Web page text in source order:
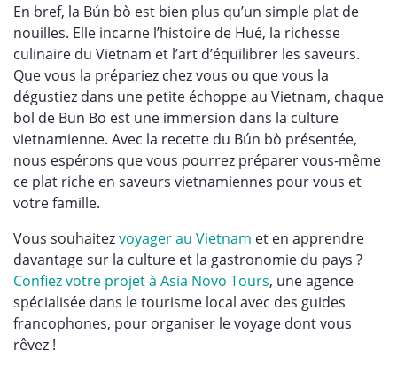
En bref, la Bún bò est bien plus qu’un simple plat de
nouilles. Elle incarne l’histoire de Hué, la richesse
culinaire du Vietnam et l’art d’équilibrer les saveurs.
Que vous la prépariez chez vous ou que vous la
dégustiez dans une petite échoppe au Vietnam, chaque
bol de Bun Bo est une immersion dans la culture
vietnamienne. Avec la recette du Bún bò présentée,
nous espérons que vous pourrez préparer vous-même
ce plat riche en saveurs vietnamiennes pour vous et
votre famille.
Vous souhaitezvoyager au Vietnam et en apprendre
davantage sur la culture et la gastronomie du pays ?
Confiez votre projet à Asia Novo Tours, une agence
spécialisée dans le tourisme local avec des guides
francophones, pour organiser le voyage dont vous
rêvez !